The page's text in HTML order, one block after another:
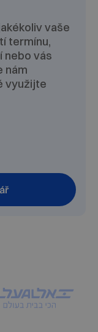
vaše
termínu,
nebo vás
nám
využijte